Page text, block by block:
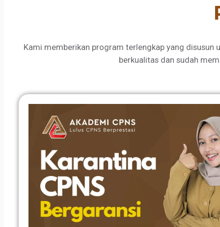
Kami memberikan program terlengkap yang disusun
berkualitas dan sudah